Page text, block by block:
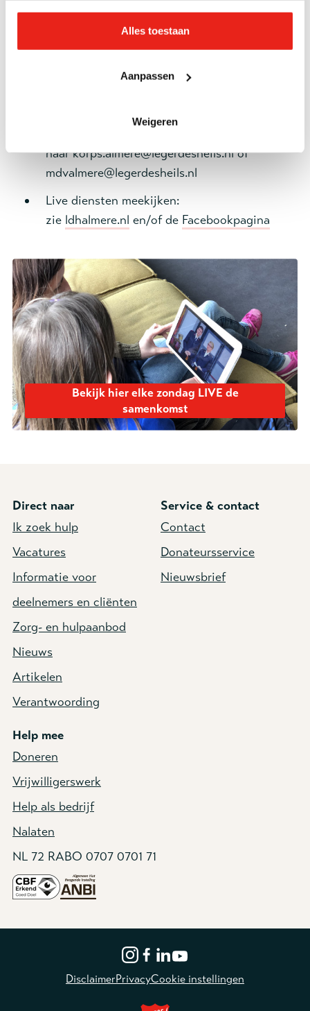
Alles toestaan
Aanpassen
Weigeren
naar korps.almere@legerdesheils.nl of
mdvalmere@legerdesheils.nl
Live diensten meekijken:
zie ldhalmere.nl en/of de Facebookpagina
Bekijk hier elke zondag LIVE de
samenkomst
Direct naar
Ik zoek hulp
Vacatures
Informatie voor
deelnemers en cliënten
Zorg- en hulpaanbod
Nieuws
Artikelen
Verantwoording
Service & contact
Contact
Donateursservice
Nieuwsbrief
Help mee
Doneren
Vrijwilligerswerk
Help als bedrijf
Nalaten
NL 72 RABO 0707 0701 71
DisclaimerPrivacyCookie instellingen